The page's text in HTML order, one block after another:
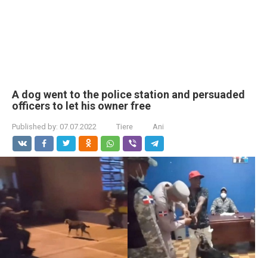
A dog went to the police station and persuaded
officers to let his owner free
Published by: 07.07.2022 Tiere Ani